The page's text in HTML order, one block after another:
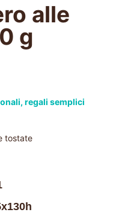
alle
g
, regali semplici
tostate